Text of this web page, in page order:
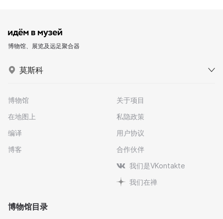
博物馆、展览及远足聚合器
莫斯科
博物馆
在地图上
编译
博客
关于项目
私隐政策
用户协议
合作伙伴
我们是VKontakte
我们在禅
博物馆目录